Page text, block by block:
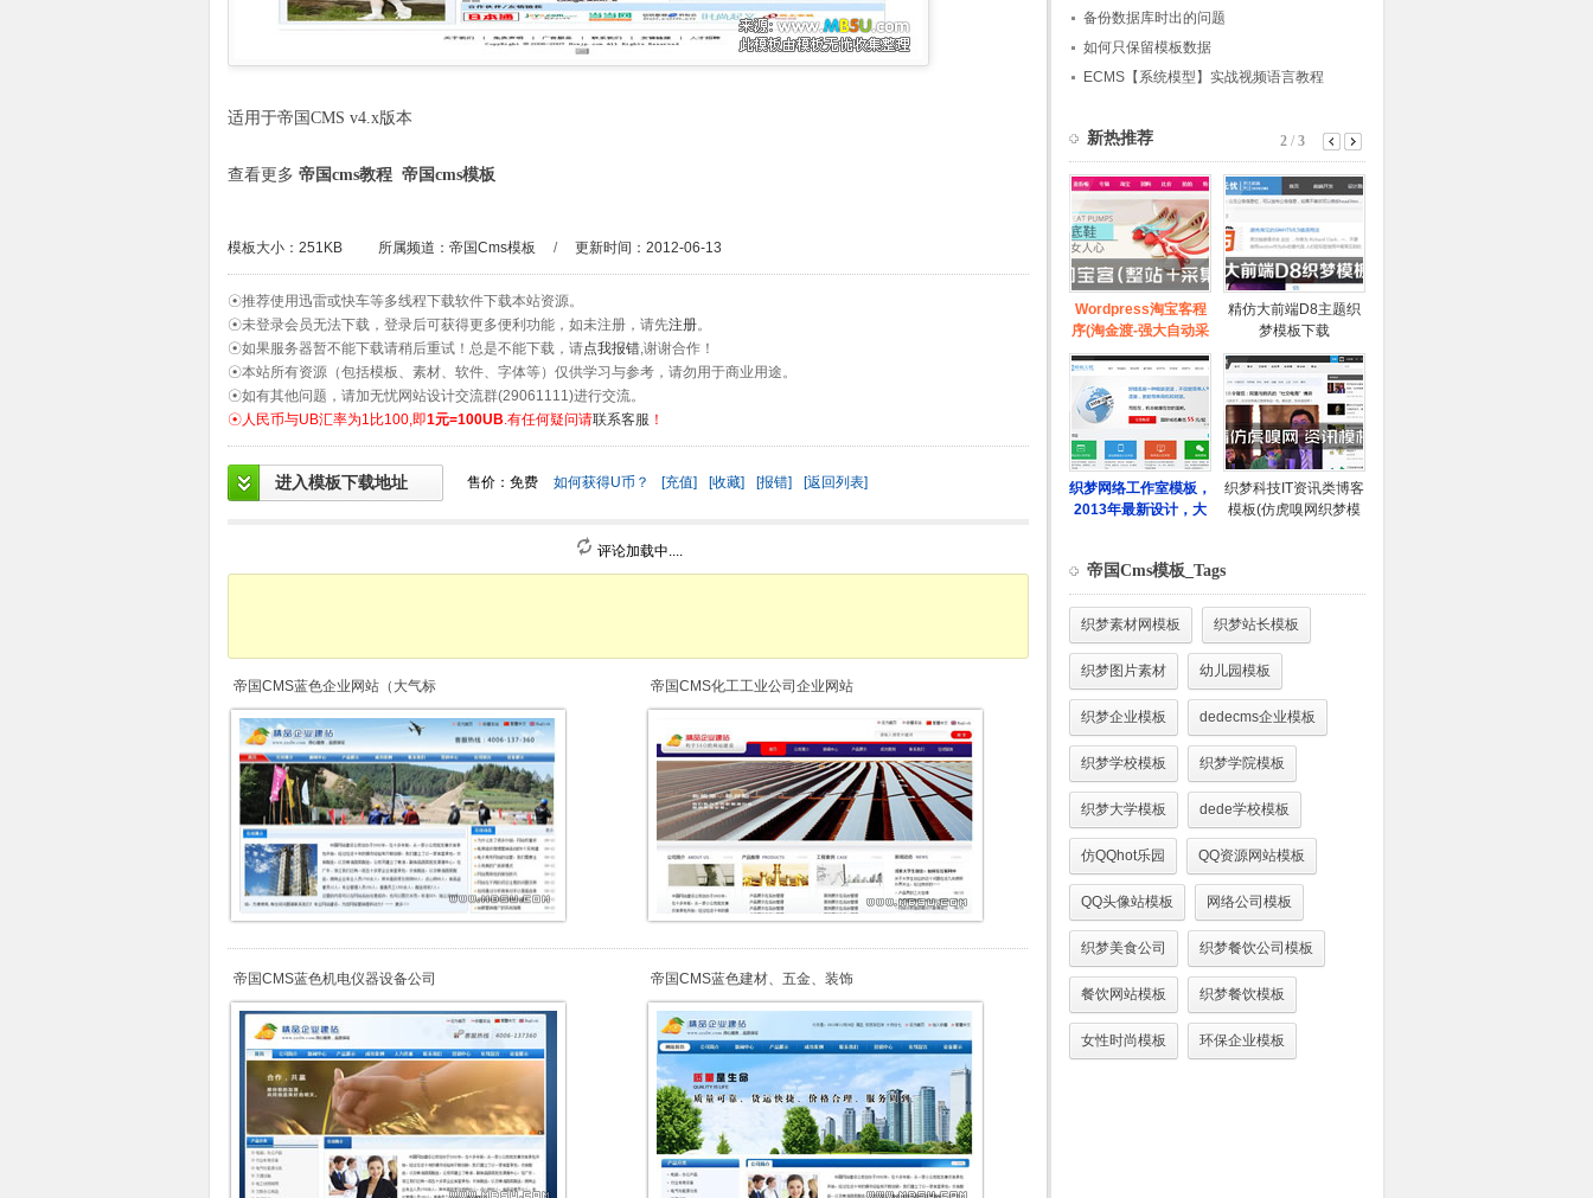
适用于帝国CMS v4.x版本
查看更多 帝国cms教程 帝国cms模板
模板大小：251KB 所属频道： 帝国Cms模板 / 更新时间：2012-06-13
☉推荐使用迅雷或快车等多线程下载软件下载本站资源。
☉未登录会员无法下载，登录后可获得更多便利功能，如未注册，请先注册。
☉如果服务器暂不能下载请稍后重试！总是不能下载，请点我报错,谢谢合作！
☉本站所有资源（包括模板、素材、软件、字体等）仅供学习与参考，请勿用于商业用途。
☉如有其他问题，请加无忧网站设计交流群(29061111)进行交流。
☉人民币与UB汇率为1比100,即1元=100UB.有任何疑问请联系客服 ！
进入模板下载地址 售价：免费 如何获得U币？ [充值] [收藏] [报错] [返回列表]
评论加载中....
帝国CMS蓝色企业网站（大气标 帝国CMS化工工业公司企业网站
帝国CMS蓝色机电仪器设备公司 帝国CMS蓝色建材、五金、装饰
备份数据库时出的问题
如何只保留模板数据
ECMS【系统模型】实战视频语言教程
帝国Cms模板_Tags
织梦素材网模板 织梦站长模板
织梦图片素材 幼儿园模板
织梦企业模板 dedecms企业模板
织梦学校模板 织梦学院模板
织梦大学模板 dede学校模板
仿QQhot乐园 QQ资源网站模板
QQ头像站模板 网络公司模板
织梦美食公司 织梦餐饮公司模板
餐饮网站模板 织梦餐饮模板
女性时尚模板 环保企业模板